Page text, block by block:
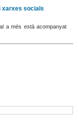
xarxes socials
a més està acompanyat